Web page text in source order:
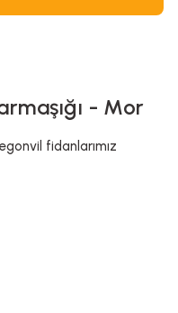
- Mor
fidanlarımız